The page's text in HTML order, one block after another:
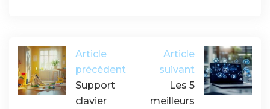
Article
précèdent
Support
clavier
Article
suivant
Les 5
meilleurs